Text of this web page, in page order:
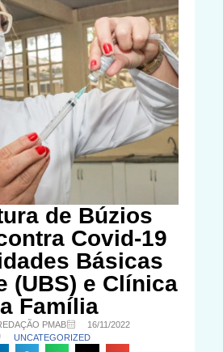
de Búzios
Covid-19
Básicas
(UBS) e Clínica
Família
PMAB
16/11/2022
UNCATEGORIZED